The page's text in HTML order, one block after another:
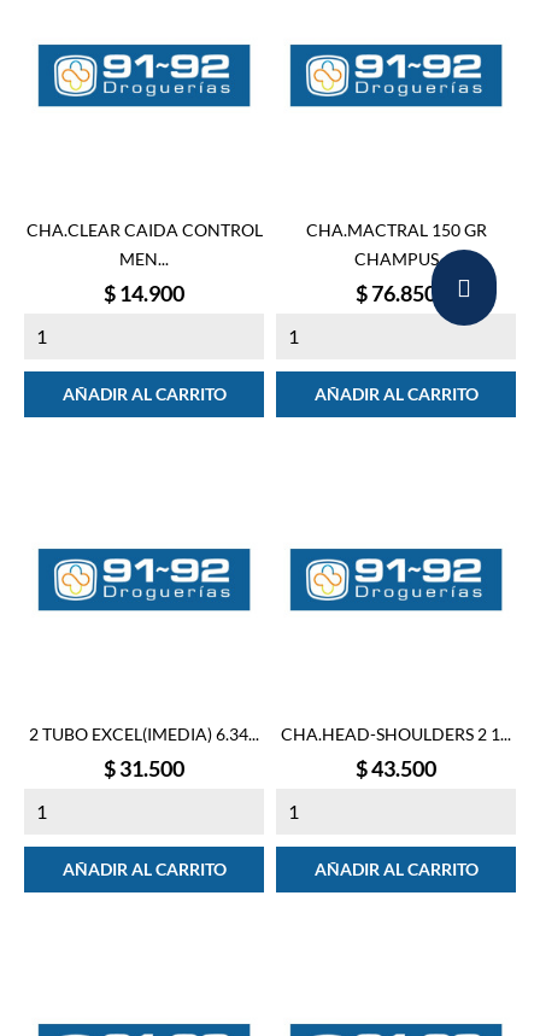
CHA.CLEAR CAIDA CONTROL
MEN...
Precio
$ 14.900
AÑADIR AL CARRITO
CHA.MACTRAL 150 GR
CHAMPUS
Precio
$ 76.850
AÑADIR AL CARRITO
2 TUBO EXCEL(IMEDIA) 6.34...
Precio
$ 31.500
AÑADIR AL CARRITO
CHA.HEAD-SHOULDERS 2 1...
Precio
$ 43.500
AÑADIR AL CARRITO